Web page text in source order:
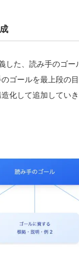
た、読み手のゴー
ゴールを最上段の
化して追加してい